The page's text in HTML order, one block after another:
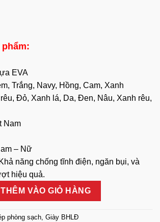
EVA
Trắng, Navy, Hồng, Cam, Xanh
Đỏ, Xanh lá, Da, Đen, Nâu, Xanh rêu,
Nam
– Nữ
Khả năng chống tĩnh điện, ngăn bụi, và
hiệu quả.
– E093 Siêu Nhẹ số lượng
THÊM VÀO GIỎ HÀNG
phòng sạch, Giày BHLĐ